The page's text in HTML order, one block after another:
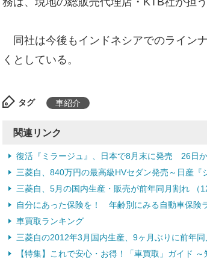
同社は今後もインドネシアでのライン
くとしている。
タグ 車紹介
関連リンク
復活『ミラージュ』、日本で8月末に発売 26日か
三菱自、840万円の最高級HVセダン発売～日産『
三菱自、5月の国内生産・販売が前年同月割れ （
自分にあった保険を！ 年齢別にみる自動車保険
車買取ランキング
三菱自の2012年3月国内生産、9ヶ月ぶりに前年同
【特集】これで安心・お得！「車買取」ガイド